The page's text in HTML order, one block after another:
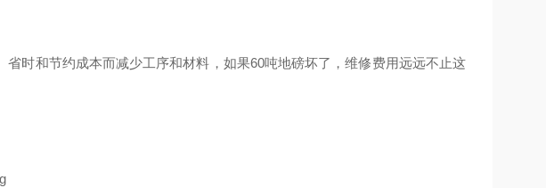
时和节约成本而减少工序和材料，如果60吨地磅坏了，维修费用远远不止这